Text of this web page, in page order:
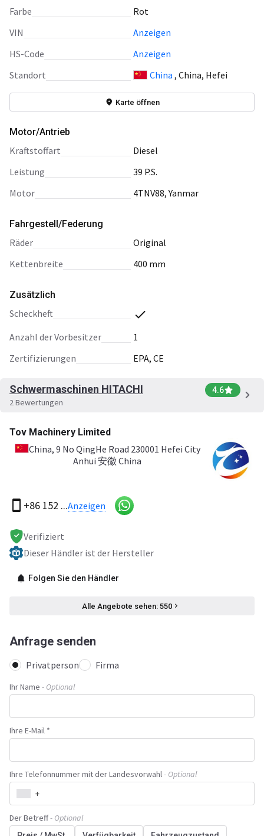
Farbe
Rot
VIN
Anzeigen
HS-Code
Anzeigen
Standort
China , China, Hefei
Karte öffnen
Motor/Antrieb
Kraftstoffart
Diesel
Leistung
39 P.S.
Motor
4TNV88, Yanmar
Fahrgestell/Federung
Räder
Original
Kettenbreite
400 mm
Zusätzlich
Scheckheft
Anzahl der Vorbesitzer
1
Zertifizierungen
EPA, CE
Schwermaschinen HITACHI 4.6
2 Bewertungen
Tov Machinery Limited
China, 9 No QingHe Road 230001 Hefei City
Anhui 安徽 China
+86 152 ...Anzeigen
Verifiziert
Dieser Händler ist der Hersteller
Folgen Sie den Händler
Alle Angebote sehen: 550
Anfrage senden
Privatperson Firma
Ihr Name - Optional
Ihre E-Mail *
Ihre Telefonnummer mit der Landesvorwahl- Optional
+
Der Betreff- Optional